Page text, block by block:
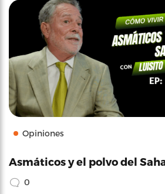
Opiniones
Asmáticos y el polvo del
0